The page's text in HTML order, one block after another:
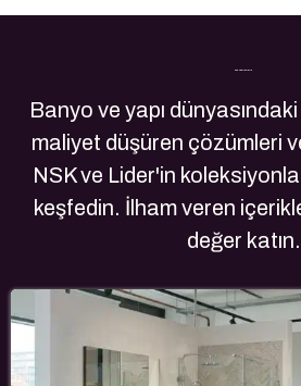
Son Yazılarımız
Banyo ve yapı
maliyet düşüren çözümleri
NSK ve Lider'in
keşfedin. İlham veren
değer katın.